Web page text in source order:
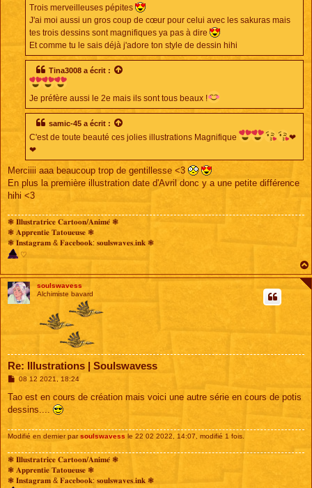
Trois merveilleuses pépites
J'ai moi aussi un gros coup de cœur pour celui avec les sakuras mais
tes trois dessins sont magnifiques ya pas à dire
Et comme tu le sais déjà j'adore ton style de dessin hihi
Tina3008 a écrit :
Je préfère aussi le 2e mais ils sont tous beaux !
samic-45 a écrit :
C'est de toute beauté ces jolies illustrations Magnifique
❤
❤
Merciiii aaa beaucoup trop de gentillesse <3
En plus la première illustration date d'Avril donc y a une petite différence
hihi <3
❃ 𝐈𝐥𝐥𝐮𝐬𝐭𝐫𝐚𝐭𝐫𝐢𝐜𝐞 𝐂𝐚𝐫𝐭𝐨𝐨𝐧/𝐀𝐧𝐢𝐦𝐞́ ❃
❃ 𝐀𝐩𝐩𝐫𝐞𝐧𝐭𝐢𝐞 𝐓𝐚𝐭𝐨𝐮𝐞𝐮𝐬𝐞 ❃
❃ 𝐈𝐧𝐬𝐭𝐚𝐠𝐫𝐚𝐦 & 𝐅𝐚𝐜𝐞𝐛𝐨𝐨𝐤: 𝐬𝐨𝐮𝐥𝐬𝐰𝐚𝐯𝐞𝐬.𝐢𝐧𝐤 ❃
♡
soulswavess
Alchimiste bavard
Re: Illustrations | Soulswavess
M
s
a
e
08 12 2021, 18:24
Tao est en cours de création mais voici une autre série en cours de potis
dessins....
Modifié en dernier parsoulswavess le 22 02 2022, 14:07, modifié 1 fois.
❃ 𝐈𝐥𝐥𝐮𝐬𝐭𝐫𝐚𝐭𝐫𝐢𝐜𝐞 𝐂𝐚𝐫𝐭𝐨𝐨𝐧/𝐀𝐧𝐢𝐦𝐞́ ❃
❃ 𝐀𝐩𝐩𝐫𝐞𝐧𝐭𝐢𝐞 𝐓𝐚𝐭𝐨𝐮𝐞𝐮𝐬𝐞 ❃
❃ 𝐈𝐧𝐬𝐭𝐚𝐠𝐫𝐚𝐦 & 𝐅𝐚𝐜𝐞𝐛𝐨𝐨𝐤: 𝐬𝐨𝐮𝐥𝐬𝐰𝐚𝐯𝐞𝐬.𝐢𝐧𝐤 ❃